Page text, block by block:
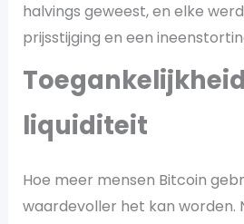
halvings geweest, en elke
prijsstijging en een
liquiditeit
Hoe meer mensen Bitcoin
waardevoller het kan worden.